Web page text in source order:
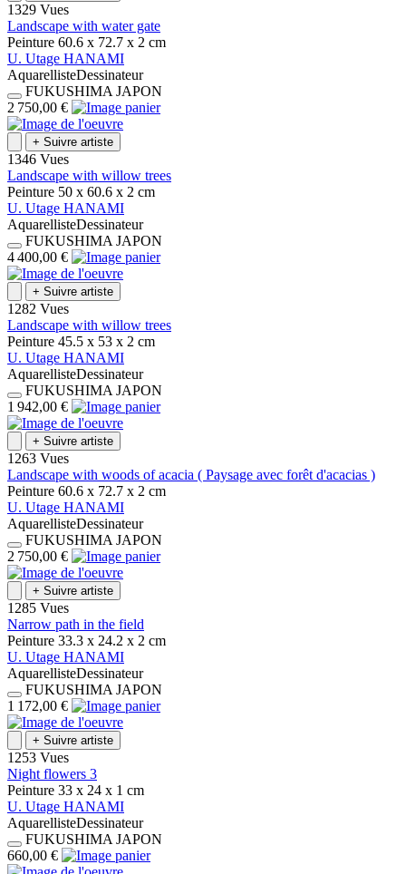
1329 Vues
Landscape with water gate
Peinture 60.6 x 72.7 x 2 cm
U. Utage HANAMI
AquarellisteDessinateur
FUKUSHIMA JAPON
2 750,00 €
+ Suivre artiste
1346 Vues
Landscape with willow trees
Peinture 50 x 60.6 x 2 cm
U. Utage HANAMI
AquarellisteDessinateur
FUKUSHIMA JAPON
4 400,00 €
+ Suivre artiste
1282 Vues
Landscape with willow trees
Peinture 45.5 x 53 x 2 cm
U. Utage HANAMI
AquarellisteDessinateur
FUKUSHIMA JAPON
1 942,00 €
+ Suivre artiste
1263 Vues
Landscape with woods of acacia ( Paysage avec forêt d'acacias )
Peinture 60.6 x 72.7 x 2 cm
U. Utage HANAMI
AquarellisteDessinateur
FUKUSHIMA JAPON
2 750,00 €
+ Suivre artiste
1285 Vues
Narrow path in the field
Peinture 33.3 x 24.2 x 2 cm
U. Utage HANAMI
AquarellisteDessinateur
FUKUSHIMA JAPON
1 172,00 €
+ Suivre artiste
1253 Vues
Night flowers 3
Peinture 33 x 24 x 1 cm
U. Utage HANAMI
AquarellisteDessinateur
FUKUSHIMA JAPON
660,00 €